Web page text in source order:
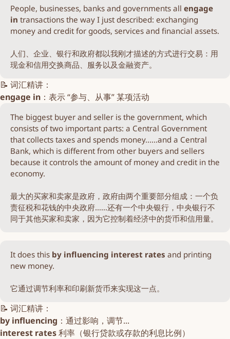
People, businesses, banks and governments all engage
in transactions the way I just described: exchanging
money and credit for goods, services and financial assets.
人们、企业、银行和政府都以我刚才描述的方式进行交易：用
现金和信用交换商品、服务以及金融资产。
📝 词汇精讲：
engage in ：表示 “参与、从事” 某项活动
The biggest buyer and seller is the government, which
consists of two important parts: a Central Government
that collects taxes and spends money......and a Central
Bank, which is different from other buyers and sellers
because it controls the amount of money and credit in the
economy.
最大的买家和卖家是政府，政府由两个重要部分组成：一个负
责征税和花钱的中央政府……还有一个中央银行，中央银行不
同于其他买家和卖家，因为它控制着经济中的货币和信用量。
It does this by influencing interest rates and printing
new money.
它通过调节利率和印刷新货币来实现这一点。
📝 词汇精讲：
by influencing ：通过影响，调节...
interest rates利率（银行贷款或存款的利息比例）